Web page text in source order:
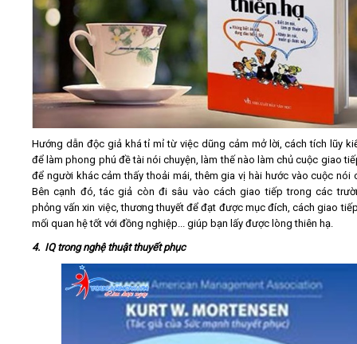
Hướng dẫn độc giả khá tỉ mỉ từ việc dũng cảm mở lời, cách tích lũy
để làm phong phú đề tài nói chuyện, làm thế nào làm chủ cuộc giao
để người khác cảm thấy thoải mái, thêm gia vị hài hước vào cuộc nói
Bên cạnh đó, tác giả còn đi sâu vào cách giao tiếp trong các
phỏng vấn xin việc, thương thuyết để đạt được mục đích, cách giao
mối quan hệ tốt với đồng nghiệp... giúp bạn lấy được lòng thiên hạ.
4. IQ trong nghệ thuật thuyết phục